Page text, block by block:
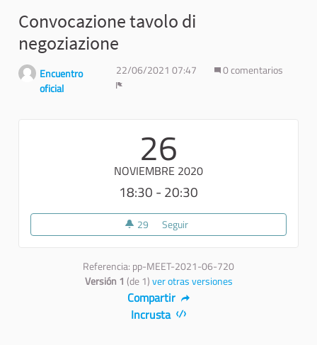
Convocazione tavolo di
negoziazione
Encuentro
oficial
22/06/2021 07:47
0 comentarios
26
NOVIEMBRE 2020
18:30 - 20:30
29 29 seguidoras
SeguirConvocazione tavolo di
Referencia: pp-MEET-2021-06-720
Versión 1 (de 1)ver otras versiones
Compartir
Incrusta